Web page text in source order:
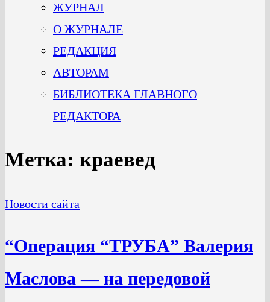
ЖУРНАЛ
О ЖУРНАЛЕ
РЕДАКЦИЯ
АВТОРАМ
БИБЛИОТЕКА ГЛАВНОГО
РЕДАКТОРА
Метка: краевед
Новости сайта
“Операция “ТРУБА” Валерия
Маслова — на передовой